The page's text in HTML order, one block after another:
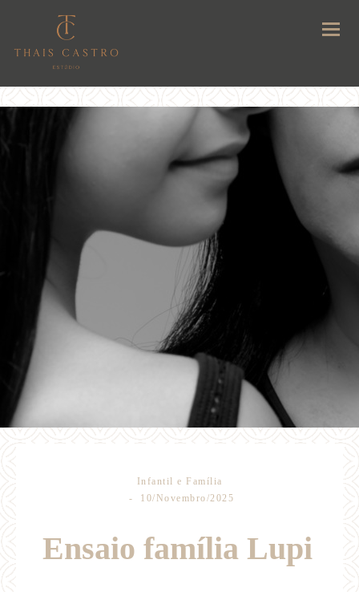
Infantil e Família
10/Novembro/2025
Ensaio família Lupi